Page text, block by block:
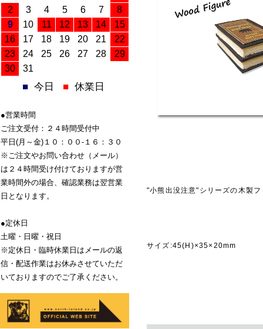
"小熊出没注意"シリーズの木製
サイズ:45(H)×35×20mm
2
3 4 5 6 7
8
9
10 11 12 13 14
15
16
17 18 19 20 21
22
23
24 25 26 27 28
29
30
31
■ 今日 ■ 休業日
●営業時間
ご注文受付：２４時間受付中
平日(月～金)１０：００-１６：３０
※ご注文やお問い合わせ（メール）
は２４時間受け付けておりますが営
業時間外の場合、確認業務は翌営業
日となります。
●定休日
土曜・日曜・祝日
※定休日・臨時休業日はメールの返
信・配送作業はお休みさせていただ
いておりますのでご了承ください。